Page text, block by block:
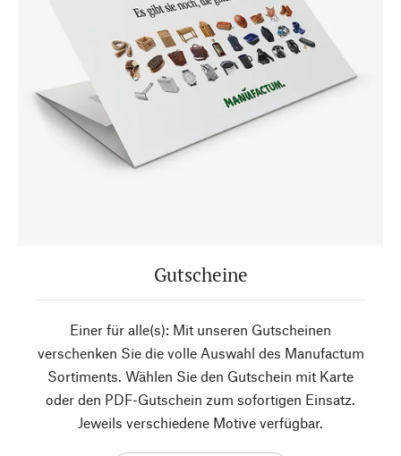
Gutscheine
Einer für alle(s): Mit unseren Gutscheinen
verschenken Sie die volle Auswahl des Manufactum
Sortiments. Wählen Sie den Gutschein mit Karte
oder den PDF-Gutschein zum sofortigen Einsatz.
Jeweils verschiedene Motive verfügbar.